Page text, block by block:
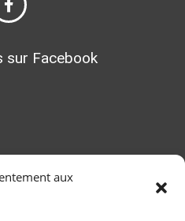
aux
sur Facebook